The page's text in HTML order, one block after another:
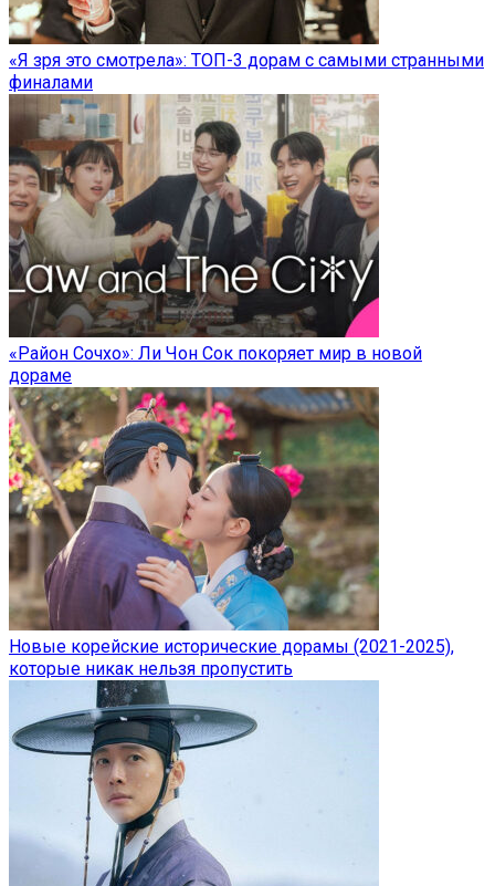
«Я зря это смотрела»: ТОП-3 дорам с самыми странными
финалами
«Район Сочхо»: Ли Чон Сок покоряет мир в новой
дораме
Новые корейские исторические дорамы (2021-2025),
которые никак нельзя пропустить